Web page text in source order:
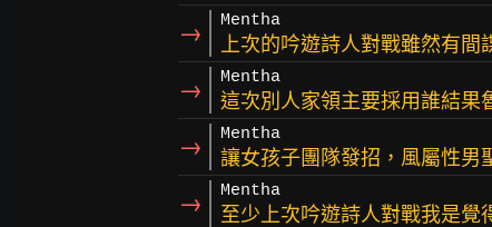
→ Mentha
上次的吟遊詩人對戰雖然有
→ Mentha
這次別人家領主要採用誰結果
→ Mentha
讓女孩子團隊發招，風屬性男
→ Mentha
至少上次吟遊詩人對戰我是覺